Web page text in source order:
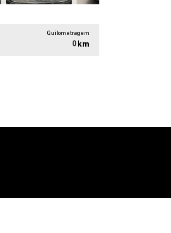
Quilometragem
0km